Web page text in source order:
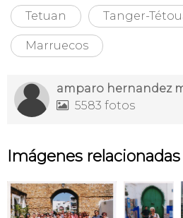
Tetuan Tanger-
Marruecos
amparo hernandez
 5583 fotos
Imágenes relacionadas